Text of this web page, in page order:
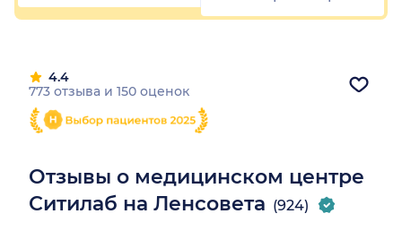
Отзывы о медицинском центре
Ситилаб на Ленсовета (924)
4.4
773 отзыва и 150 оценок